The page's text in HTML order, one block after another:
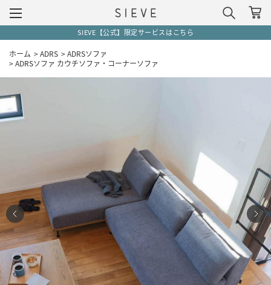
5,500円(税込)以上で送料無料（一部地域除く）
ホーム >ADRS >ADRSソファ
>ADRSソファ カウチソファ・コーナーソファ